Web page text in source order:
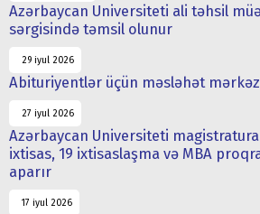
Azərbaycan Universiteti ali təhsil
sərgisində təmsil olunur
29 iyul 2026
Abituriyentlər üçün məsləhət
27 iyul 2026
Azərbaycan Universiteti magistratura
ixtisas, 19 ixtisaslaşma və MBA
aparır
17 iyul 2026